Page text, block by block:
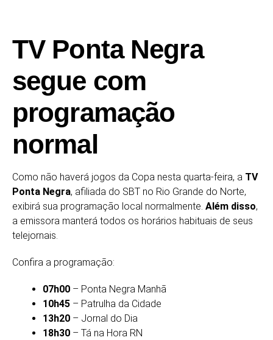
TV Ponta Negra
segue com
programação
normal
Como não haverá jogos da Copa nesta quarta-feira, a TV
Ponta Negra, afiliada do SBT no Rio Grande do Norte,
exibirá sua programação local normalmente. Além disso,
a emissora manterá todos os horários habituais de seus
telejornais.
Confira a programação:
07h00 – Ponta Negra Manhã
10h45 – Patrulha da Cidade
13h20 – Jornal do Dia
18h30 – Tá na Hora RN